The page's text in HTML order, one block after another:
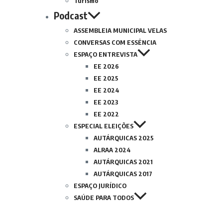
Podcast
ASSEMBLEIA MUNICIPAL VELAS
CONVERSAS COM ESSÊNCIA
ESPAÇO ENTREVISTA
EE 2026
EE 2025
EE 2024
EE 2023
EE 2022
ESPECIAL ELEIÇÕES
AUTÁRQUICAS 2025
ALRAA 2024
AUTÁRQUICAS 2021
AUTÁRQUICAS 2017
ESPAÇO JURÍDICO
SAÚDE PARA TODOS